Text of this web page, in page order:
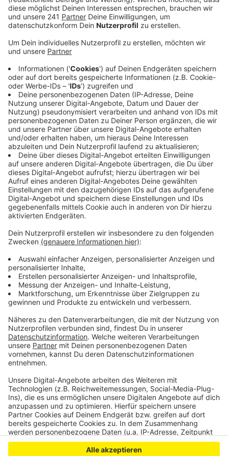
Anzeige
Veröffentlicht:Dienstag, 19.10.2021 12:39
Anzeige
Die Karte kommt mit den Klassikern aus der
vietnamesischen Küche daher. Garnelen im Zuckerrohr,
Tom Kha Suppe, gebratene Nudeln und Reisgerichte,
aber auch Currys und einige Spezialitäten.
Erwähnt sei noch, dass es eine Vielzahl an
vegetarischen und veganen Gerichten gibt. Es ist also
wirklich für jeden etwas dabei, der die vietnamesische
Küche mag. Und auch Mittags läßt sich hier schon ein
frisches Menü finden ab 12 Uhr.
Unsere Gastrobloggerin Karin Krubeck von
bereits einen schönen Abend im neuen Restaurant.
Anzeige
©RBRS/Karin Krubeck
Anzeige
Anzeige